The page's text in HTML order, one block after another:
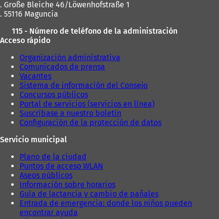
v
e
t
a
ñ
a
)
. Große Bleiche 46/Löwenhofstraße 1
. 55116 Maguncia
115 - Número de teléfono de la administración
Acceso rápido
Organización administrativa
Comunicados de prensa
Vacantes
Sistema de información del Consejo
Concursos públicos
Portal de servicios (servicios en línea)
Suscríbase a nuestro boletín
Configuración de la protección de datos
Servicio municipal
Plano de la ciudad
Puntos de acceso WLAN
Aseos públicos
Información sobre horarios
Guía de lactancia y cambio de pañales
Entrada de emergencia: donde los niños pueden
encontrar ayuda